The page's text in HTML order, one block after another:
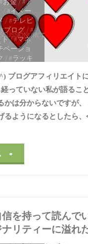
防
ぐ
た
め
の
有
化
リ？
ロ
グ
風
す
こ
と
だ
#イメー
/#テレビ
#ブログ /#
ト/#マネ
ベーショ
#ラッキ
#協力/#差
#広告収入
援 /
#思考
#羞恥心/#
コ
ブログアフィリエイト
っていない私が語るこ
かは分からないですが
るようになるとしたら
"今
ブ
ロ
信を持って読んで
リティーに溢れ